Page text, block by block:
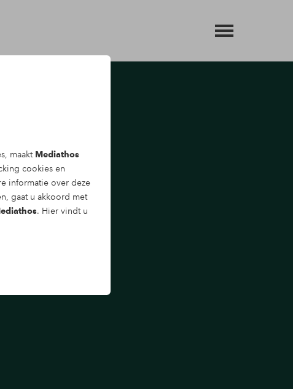
maakt Mediathos
cookies en
informatie over deze
gaat u akkoord met
. Hier vindt u